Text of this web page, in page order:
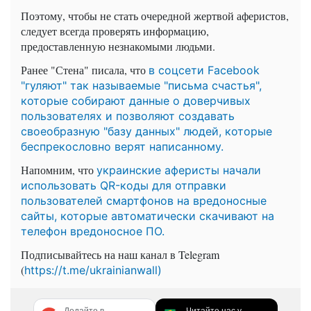
Поэтому, чтобы не стать очередной жертвой аферистов,
следует всегда проверять информацию,
предоставленную незнакомыми людьми.
Ранее "Стена" писала, что в соцсети Facebook
"гуляют" так называемые "письма счастья",
которые собирают данные о доверчивых
пользователях и позволяют создавать
своеобразную "базу данных" людей, которые
беспрекословно верят написанному.
Напомним, что украинские аферисты начали
использовать QR-коды для отправки
пользователей смартфонов на вредоносные
сайты, которые автоматически скачивают на
телефон вредоносное ПО.
Подписывайтесь на наш канал в Telegram
(https://t.me/ukrainianwall)